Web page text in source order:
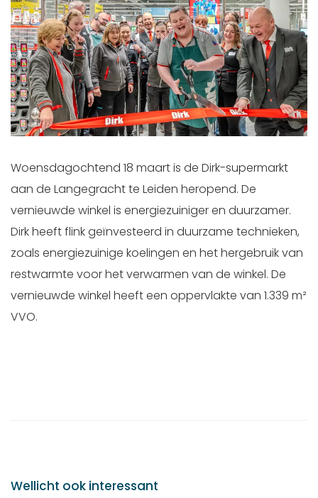
Woensdagochtend 18 maart is de Dirk-supermarkt
aan de Langegracht te Leiden heropend. De
vernieuwde winkel is energiezuiniger en duurzamer.
Dirk heeft flink geïnvesteerd in duurzame technieken,
zoals energiezuinige koelingen en het hergebruik van
restwarmte voor het verwarmen van de winkel. De
vernieuwde winkel heeft een oppervlakte van 1.339 m²
VVO.
Wellicht ook interessant